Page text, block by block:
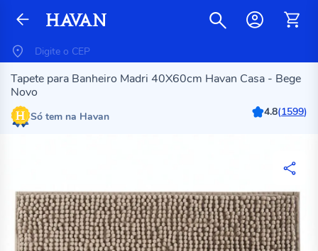
Tapete para Banheiro Madri 40X60cm Havan Casa - Bege
Novo
Só tem na Havan 4.8(1599)